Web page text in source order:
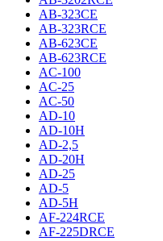
AB-323CE
AB-323RCE
AB-623CE
AB-623RCE
AC-100
AC-25
AC-50
AD-10
AD-10H
AD-2,5
AD-20H
AD-25
AD-5
AD-5H
AF-224RCE
AF-225DRCE